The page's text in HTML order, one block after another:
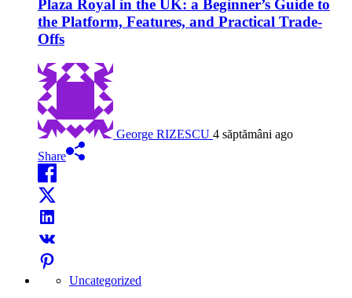
Plaza Royal in the UK: a Beginner’s Guide to
the Platform, Features, and Practical Trade-
Offs
George RIZESCU 4 săptămâni ago
Share
Uncategorized